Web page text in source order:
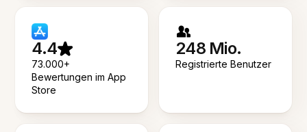
4.4
73.000+
Bewertungen im App
Store
248 Mio.
Registrierte Benutzer